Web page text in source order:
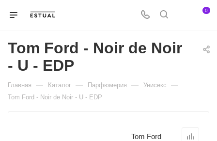
0
Tom Ford - Noir de Noir
- U - EDP
Главная — Каталог — Парфюмерия — Унисекс —
Tom Ford - Noir de Noir - U - EDP
Tom Ford